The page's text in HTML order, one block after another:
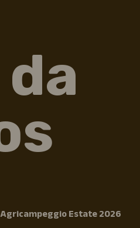
Estate 2026